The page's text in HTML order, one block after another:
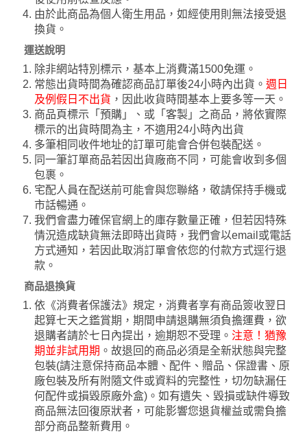
由於此商品為個人衛生用品，如經使用則無法接受退
換貨。
運送說明
除非網站特別標示，基本上消費滿1500免運。
常態出貨時間為確認商品訂單後24小時內出貨。 週日
及例假日不出貨 ，因此收貨時間基本上要多等一天。
商品頁標示「預購」、或「客製」之商品，將依實際
標示的出貨時間為主，不適用24小時內出貨
多筆相同收件地址的訂單可能會合併包裝配送。
同一筆訂單商品若因出貨廠商不同，可能會收到多個
包裹。
宅配人員在配送前可能會與您聯絡，敬請保持手機或
市話暢通。
我們會盡力確保官網上的庫存數量正確，但若因特殊
情況造成缺貨無法即時出貨時，我們會以email或電話
方式通知，若因此取消訂單會依您的付款方式逕行退
款。
商品退換貨
依《消費者保護法》規定，消費者享有商品簽收翌日
起算七天之鑑賞期，期間申請退購無須負擔運費，欲
退購者請於七日內提出，逾期恕不受理。 注意！猶豫
期並非試用期 。故退回的商品必須是全新狀態與完整
包裝(請注意保持商品本體、配件、贈品、保證書、原
廠包裝及所有附隨文件或資料的完整性，切勿缺漏任
何配件或損毀原廠外盒)。如有遺失、毀損或缺件導致
商品無法回復原狀者，可能影響您退貨權益或需負擔
部分商品整新費用。